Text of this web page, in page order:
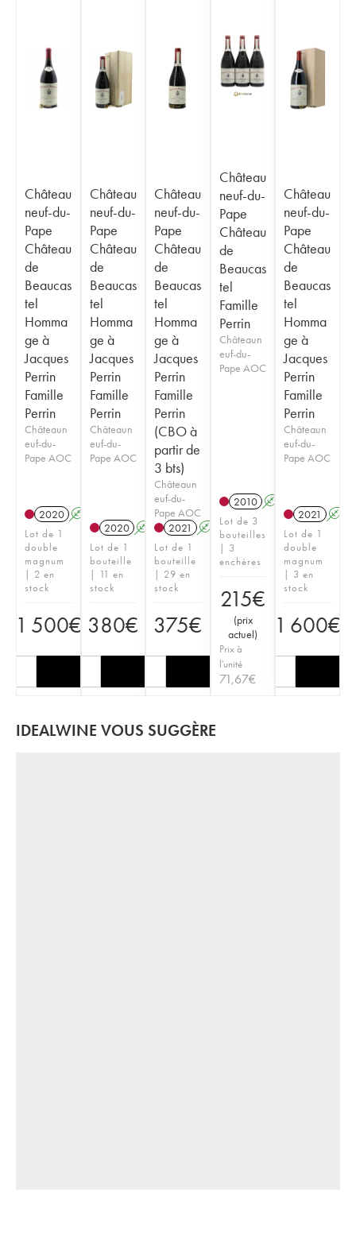
Château
neuf-du-
Pape
Château
de
Beaucas
tel
Homma
ge à
Jacques
Perrin
Famille
Perrin
Châteaun
euf-du-
Pape AOC
2020 A
Lot de 1
double
magnum
| 2 en
stock
1 500€
Château
neuf-du-
Pape
Château
de
Beaucas
tel
Homma
ge à
Jacques
Perrin
Famille
Perrin
Châteaun
euf-du-
Pape AOC
2020 A T
Lot de 1
bouteille
| 11 en
stock
380€
Château
neuf-du-
Pape
Château
de
Beaucas
tel
Homma
ge à
Jacques
Perrin
Famille
Perrin
(CBO à
partir de
3 bts)
Châteaun
euf-du-
Pape AOC
2021
A T
Lot de 1
bouteille
| 29 en
stock
375€
Château
neuf-du-
Pape
Château
de
Beaucas
tel
Famille
Perrin
Châteaun
euf-du-
Pape AOC
2010 A
Lot de 3
bouteilles
| 3
enchères
215€
(prix
actuel)
Prix à
l'unité
71,67€
Château
neuf-du-
Pape
Château
de
Beaucas
tel
Homma
ge à
Jacques
Perrin
Famille
Perrin
Châteaun
euf-du-
Pape AOC
2021 A
Lot de 1
double
magnum
| 3 en
stock
1 600€
IDEALWINE VOUS SUGGÈRE